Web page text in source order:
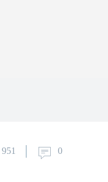
951 0